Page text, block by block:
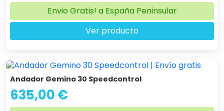
Envio Gratis! a España Peninsular
Ver producto
Andador Gemino 30 Speedcontrol
635,00 €